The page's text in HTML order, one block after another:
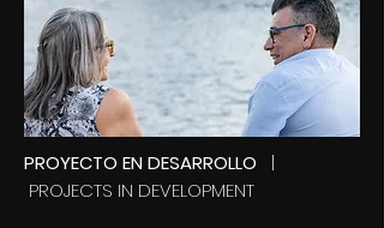
PROYECTO EN DESARROLLO |
PROJECTS IN DEVELOPMENT